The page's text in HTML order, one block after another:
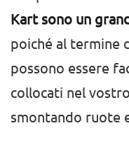
Kart sono un
poiché al termine
possono essere
collocati nel
smontando ruote